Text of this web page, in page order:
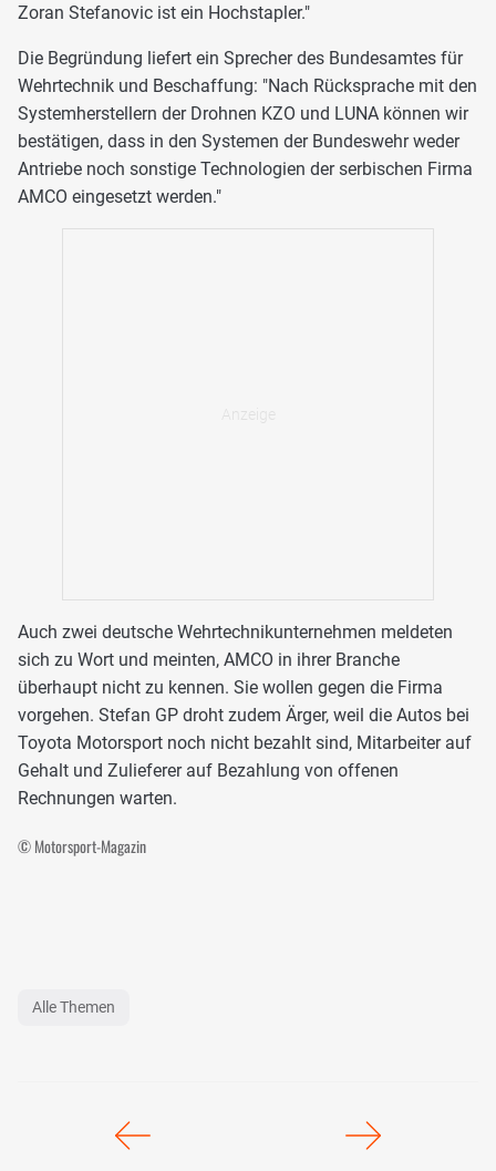
Zoran Stefanovic ist ein Hochstapler."
Die Begründung liefert ein Sprecher des Bundesamtes für
Wehrtechnik und Beschaffung: "Nach Rücksprache mit den
Systemherstellern der Drohnen KZO und LUNA können wir
bestätigen, dass in den Systemen der Bundeswehr weder
Antriebe noch sonstige Technologien der serbischen Firma
AMCO eingesetzt werden."
Auch zwei deutsche Wehrtechnikunternehmen meldeten
sich zu Wort und meinten, AMCO in ihrer Branche
überhaupt nicht zu kennen. Sie wollen gegen die Firma
vorgehen. Stefan GP droht zudem Ärger, weil die Autos bei
Toyota Motorsport noch nicht bezahlt sind, Mitarbeiter auf
Gehalt und Zulieferer auf Bezahlung von offenen
Rechnungen warten.
© Motorsport-Magazin
Alle Themen